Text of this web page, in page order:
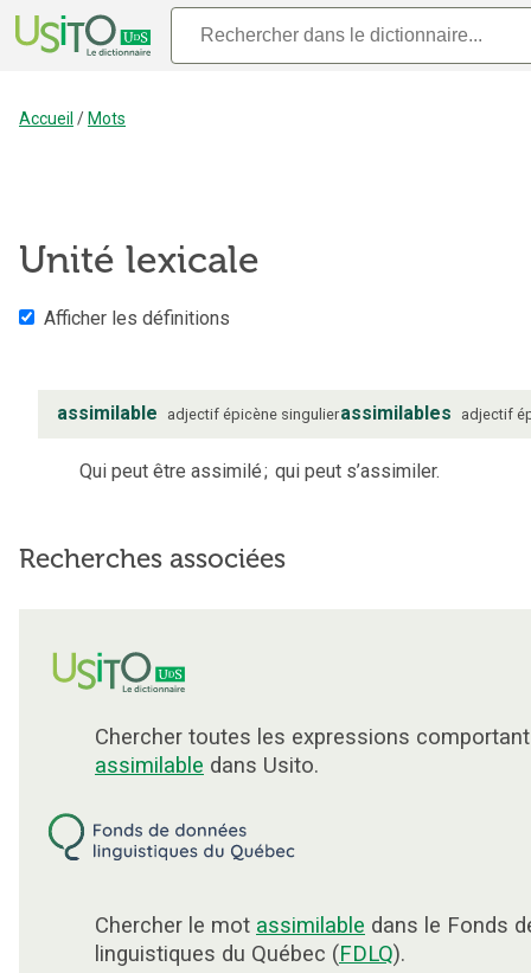
Accueil / Mots
Unité lexicale
Afficher les définitions
assimilable adjectif épicène singulierassimilables adjectif
Qui peut être assimilé; qui peut s’assimiler.
Recherches associées
Chercher toutes les expressions
assimilable dans Usito.
Chercher le mot assimilable dans le Fonds
linguistiques du Québec (FDLQ).